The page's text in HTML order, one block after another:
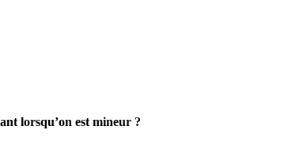
lorsqu’on est mineur ?